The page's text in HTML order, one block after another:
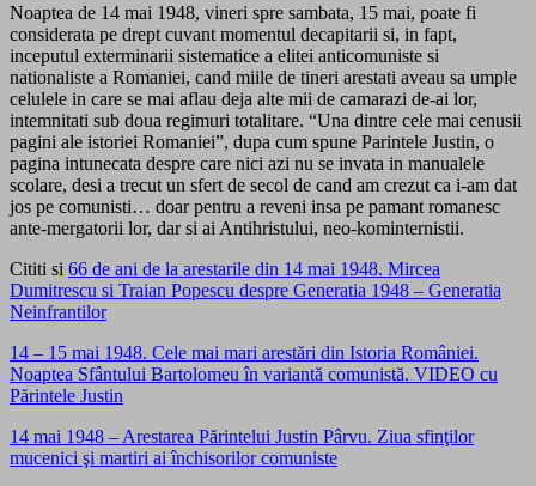
Noaptea de 14 mai 1948, vineri spre sambata, 15 mai, poate fi
considerata pe drept cuvant momentul decapitarii si, in fapt,
inceputul exterminarii sistematice a elitei anticomuniste si
nationaliste a Romaniei, cand miile de tineri arestati aveau sa umple
celulele in care se mai aflau deja alte mii de camarazi de-ai lor,
intemnitati sub doua regimuri totalitare. “Una dintre cele mai cenusii
pagini ale istoriei Romaniei”, dupa cum spune Parintele Justin, o
pagina intunecata despre care nici azi nu se invata in manualele
scolare, desi a trecut un sfert de secol de cand am crezut ca i-am dat
jos pe comunisti… doar pentru a reveni insa pe pamant romanesc
ante-mergatorii lor, dar si ai Antihristului, neo-kominternistii.
Cititi si 66 de ani de la arestarile din 14 mai 1948. Mircea
Dumitrescu si Traian Popescu despre Generatia 1948 – Generatia
Neinfrantilor
14 – 15 mai 1948. Cele mai mari arestări din Istoria României.
Noaptea Sfântului Bartolomeu în variantă comunistă. VIDEO cu
Părintele Justin
14 mai 1948 – Arestarea Părintelui Justin Pârvu. Ziua sfinţilor
mucenici şi martiri ai închisorilor comuniste